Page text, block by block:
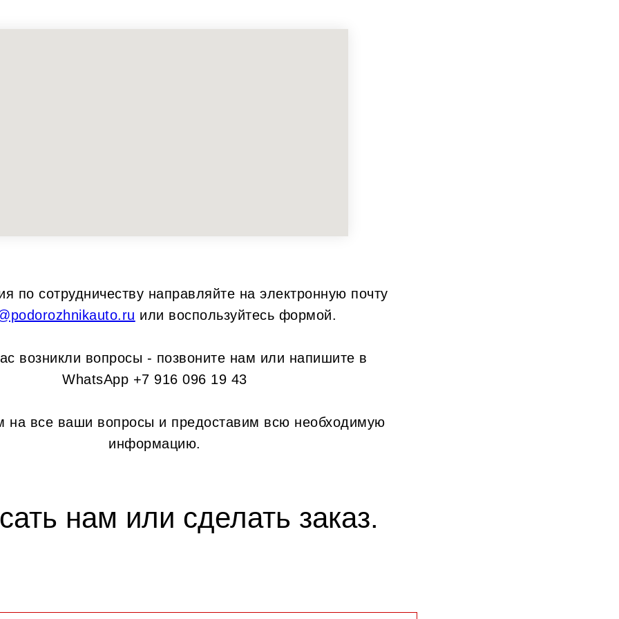
по сотрудничеству направляйте на электронную почту
или воспользуйтесь формой.
возникли вопросы - позвоните нам или напишите в
WhatsApp +7 916 096 19 43
на все ваши вопросы и предоставим всю необходимую
информацию.
нам или сделать заказ.